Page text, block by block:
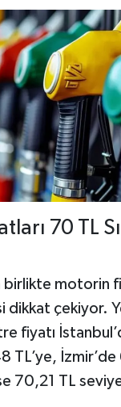
70 TL
birlikte motorin
dikkat çekiyor.
fiyatı
TL’ye,
70,21 TL